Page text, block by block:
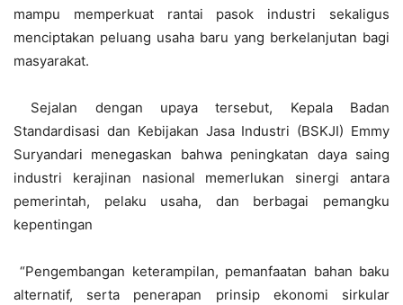
mampu memperkuat rantai pasok industri sekaligus
menciptakan peluang usaha baru yang berkelanjutan bagi
masyarakat.
Sejalan dengan upaya tersebut, Kepala Badan
Standardisasi dan Kebijakan Jasa Industri (BSKJI) Emmy
Suryandari menegaskan bahwa peningkatan daya saing
industri kerajinan nasional memerlukan sinergi antara
pemerintah, pelaku usaha, dan berbagai pemangku
kepentingan
“Pengembangan keterampilan, pemanfaatan bahan baku
alternatif, serta penerapan prinsip ekonomi sirkular